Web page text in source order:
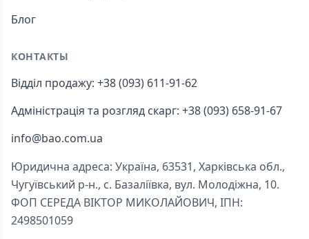
Блог
КОНТАКТЫ
Відділ продажу: +38 (093) 611-91-62
Адміністрація та розгляд скарг: +38 (093) 658-91-67
info@bao.com.ua
Юридична адреса: Україна, 63531, Харківська обл.,
Чугуївський р-н., с. Базаліївка, вул. Молодіжна, 10.
ФОП СЕРЕДА ВІКТОР МИКОЛАЙОВИЧ, ІПН:
2498501059